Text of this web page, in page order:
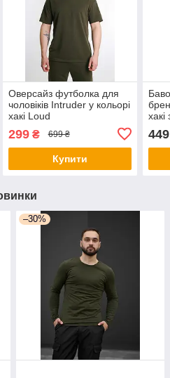
Оверсайз футболка для
чоловіків Intruder у кольорі
хакі Loud
299₴ 699 ₴
Купити
449
–30%